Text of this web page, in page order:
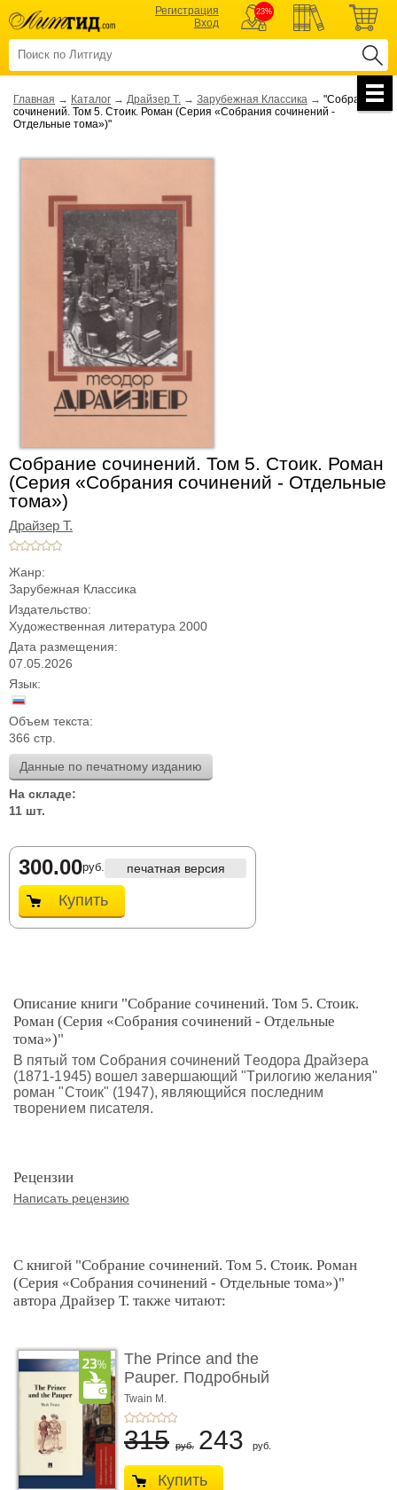
Регистрация
Вход
23%
Главная → Каталог → Драйзер Т. → Зарубежная Классика → "Собрание
сочинений. Том 5. Стоик. Роман (Серия «Собрания сочинений -
Отдельные тома»)"
Собрание сочинений. Том 5. Стоик. Роман
(Серия «Собрания сочинений - Отдельные
тома»)
Драйзер Т.
Жанр:
Зарубежная Классика
Издательство:
Художественная литература 2000
Дата размещения:
07.05.2026
Язык:
Объем текста:
366 стр.
Данные по печатному изданию
На складе:
11 шт.
300.00руб. печатная версия
Купить
Описание книги "Собрание сочинений. Том 5. Стоик.
Роман (Серия «Собрания сочинений - Отдельные
тома»)"
В пятый том Собрания сочинений Теодора Драйзера
(1871-1945) вошел завершающий "Трилогию желания"
роман "Стоик" (1947), являющийся последним
творением писателя.
Рецензии
Написать рецензию
С книгой "Собрание сочинений. Том 5. Стоик. Роман
(Серия «Собрания сочинений - Отдельные тома»)"
автора Драйзер Т. также читают:
The Prince and the
Pauper. Подробный
лингвистический комм
...
Twain M.
315 руб. 243 руб.
Купить